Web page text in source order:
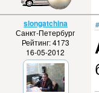
slongatchina
Санкт-Петербург
Рейтинг: 4173
16-05-2012